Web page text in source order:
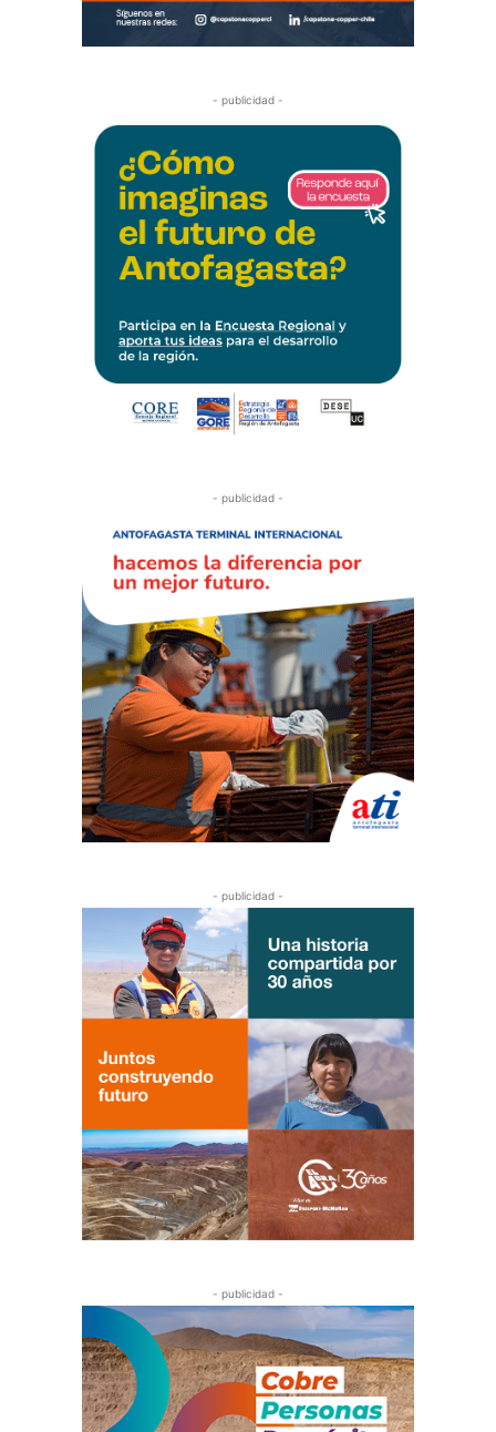
- publicidad -
- publicidad -
- publicidad -
- publicidad -